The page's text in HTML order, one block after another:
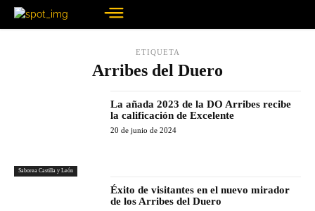
ETIQUETA
Arribes del Duero
Saborea Castilla y León
La añada 2023 de la DO Arribes recibe
la calificación de Excelente
20 de junio de 2024
Éxito de visitantes en el nuevo mirador
de los Arribes del Duero